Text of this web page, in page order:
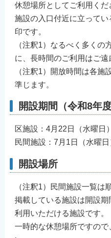
休憩場所としてご利用くだ
施設の入口付近に立って
印です。
（注釈1）なるべく多くの
に、長時間のご利用はご遠
（注釈1）開放時間は各施
準じます。
開設期間（令和8年度
区施設：4月22日（水曜日
民間施設：7月1日（水曜
開設場所
（注釈1）民間施設一覧は
掲載している施設は開設
利用いただける施設です。
一時的な休憩場所ですの